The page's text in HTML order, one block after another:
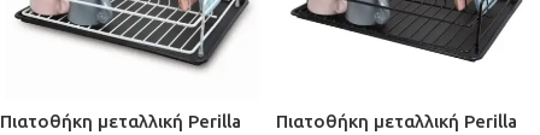
Πιατοθήκη μεταλλική Perilla
Πιατοθήκη μεταλλική Perilla